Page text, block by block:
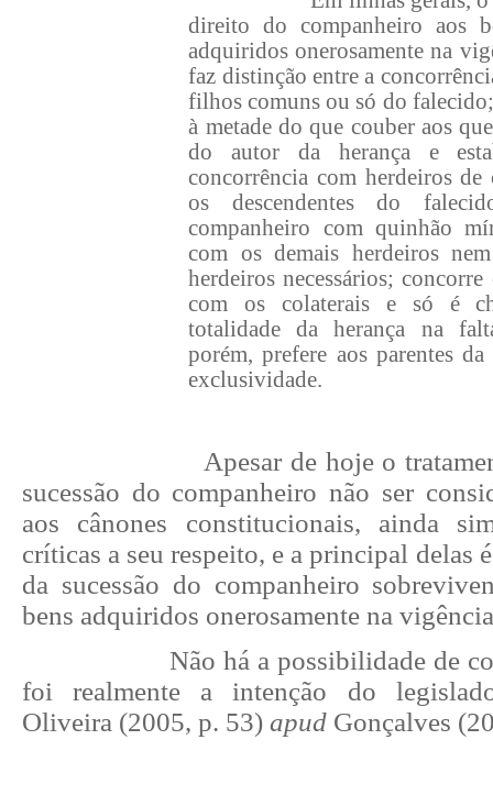
direito do companheiro aos
adquiridos onerosamente na
faz distinção entre a
filhos comuns ou só do
à metade do que couber aos
do autor da herança e
concorrência com herdeiros de
os descendentes do
companheiro com quinhão
com os demais herdeiros
herdeiros necessários;
com os colaterais e só é
totalidade da herança na
porém, prefere aos parentes
exclusividade.
Apesar de hoje o
sucessão do companheiro não ser
aos cânones constitucionais, ainda
críticas a seu respeito, e a principal delas
da sucessão do companheiro
bens adquiridos onerosamente na
Não há a possibilidade de
foi realmente a intenção do
Oliveira (2005, p. 53) apud Gonçalves